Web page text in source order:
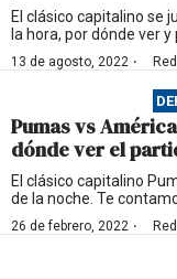
El clásico capitalino se
la hora, por dónde ver
13 de agosto, 2022 ·
Pumas vs
dónde ver el
El clásico capitalino
de la noche. Te
26 de febrero, 2022 ·